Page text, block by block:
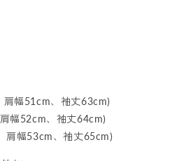
幅51cm、袖丈63cm)
幅52cm、袖丈64cm)
肩幅53cm、袖丈65cm)